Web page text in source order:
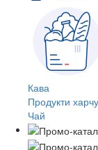
Кава
Продукти
Чай